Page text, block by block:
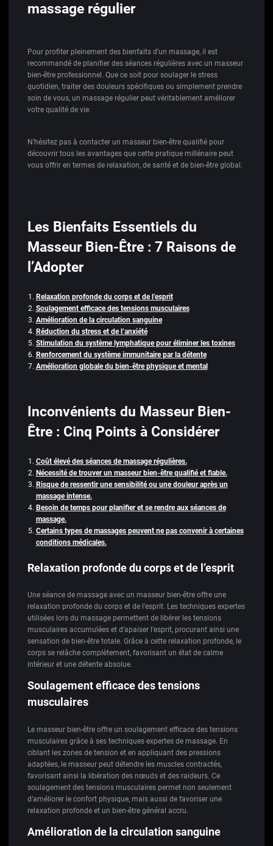
massage régulier
Pour profiter pleinement des bienfaits d’un massage, il est
recommandé de planifier des séances régulières avec un masseur
bien-être professionnel. Que ce soit pour soulager le stress
quotidien, traiter des douleurs spécifiques ou simplement prendre
soin de vous, un massage régulier peut véritablement améliorer
votre qualité de vie.
N’hésitez pas à contacter un masseur bien-être qualifié pour
découvrir tous les avantages que cette pratique millénaire peut
vous offrir en termes de relaxation, de santé et de bien-être global.
Les Bienfaits Essentiels du
Masseur Bien-Être : 7 Raisons de
l’Adopter
Relaxation profonde du corps et de l’esprit
Soulagement efficace des tensions musculaires
Amélioration de la circulation sanguine
Réduction du stress et de l’anxiété
Stimulation du système lymphatique pour éliminer les toxines
Renforcement du système immunitaire par la détente
Amélioration globale du bien-être physique et mental
Inconvénients du Masseur Bien-
Être : Cinq Points à Considérer
Coût élevé des séances de massage régulières.
Nécessité de trouver un masseur bien-être qualifié et fiable.
Risque de ressentir une sensibilité ou une douleur après un
massage intense.
Besoin de temps pour planifier et se rendre aux séances de
massage.
Certains types de massages peuvent ne pas convenir à certaines
conditions médicales.
Relaxation profonde du corps et de l’esprit
Une séance de massage avec un masseur bien-être offre une
relaxation profonde du corps et de l’esprit. Les techniques expertes
utilisées lors du massage permettent de libérer les tensions
musculaires accumulées et d’apaiser l’esprit, procurant ainsi une
sensation de bien-être totale. Grâce à cette relaxation profonde, le
corps se relâche complètement, favorisant un état de calme
intérieur et une détente absolue.
Soulagement efficace des tensions
musculaires
Le masseur bien-être offre un soulagement efficace des tensions
musculaires grâce à ses techniques expertes de massage. En
ciblant les zones de tension et en appliquant des pressions
adaptées, le masseur peut détendre les muscles contractés,
favorisant ainsi la libération des nœuds et des raideurs. Ce
soulagement des tensions musculaires permet non seulement
d’améliorer le confort physique, mais aussi de favoriser une
relaxation profonde et un bien-être général accru.
Amélioration de la circulation sanguine